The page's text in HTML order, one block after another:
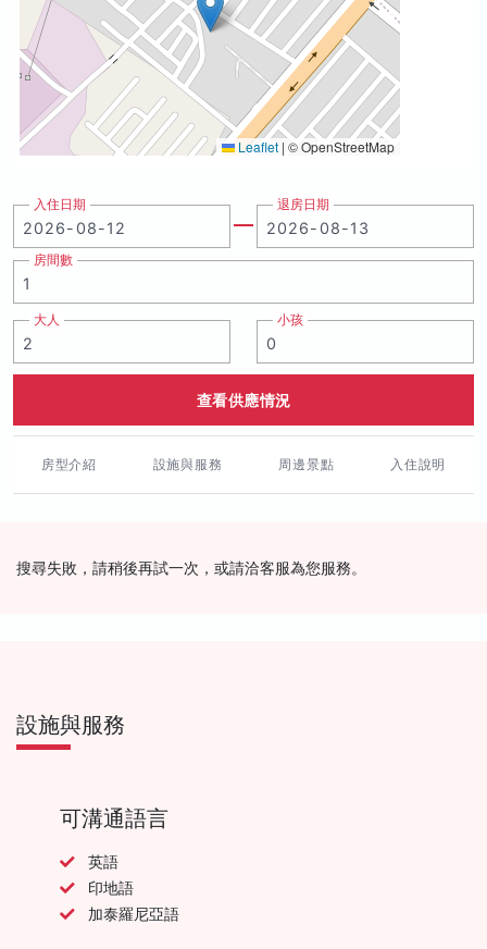
Leaflet | © OpenStreetMap
入住日期 退房日期
房間數
大人 小孩
查看供應情況
房型介紹 設施與服務 周邊景點 入住說明
搜尋失敗，請稍後再試一次，或請洽客服為您服務。
設施與服務
可溝通語言
英語
印地語
加泰羅尼亞語